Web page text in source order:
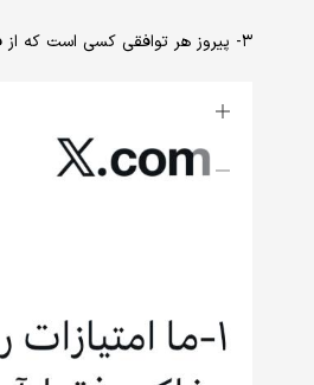
۳- پیروز هر توافقی کسی است که از فردای آن بهتر برای جنگ آماده شود.